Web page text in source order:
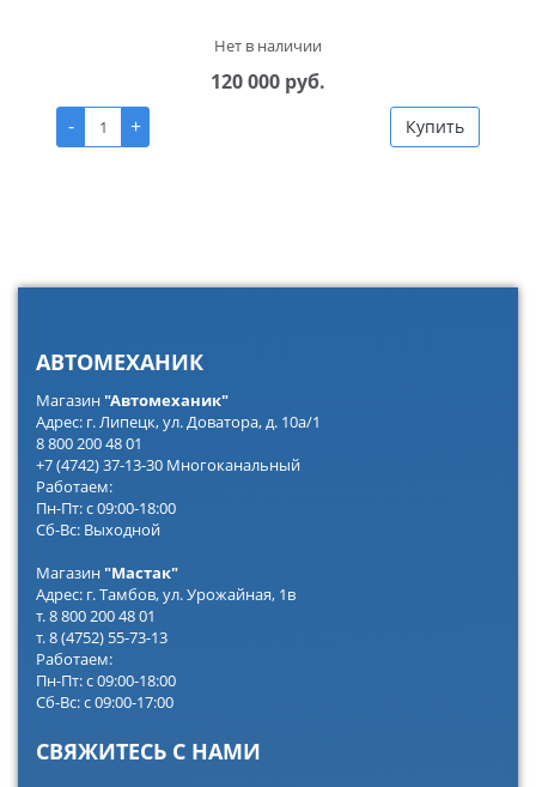
Нет в наличии
120 000 руб.
-
+ Купить
АВТОМЕХАНИК
Магазин"Автомеханик"
Адрес: г. Липецк, ул. Доватора, д. 10а/1
8 800 200 48 01
+7 (4742) 37-13-30 Многоканальный
Работаем:
Пн-Пт: с 09:00-18:00
Сб-Вс: Выходной
Магазин"Мастак"
Адрес: г. Тамбов, ул. Урожайная, 1в
т. 8 800 200 48 01
т. 8 (4752) 55-73-13
Работаем:
Пн-Пт: с 09:00-18:00
Сб-Вс: с 09:00-17:00
СВЯЖИТЕСЬ С НАМИ